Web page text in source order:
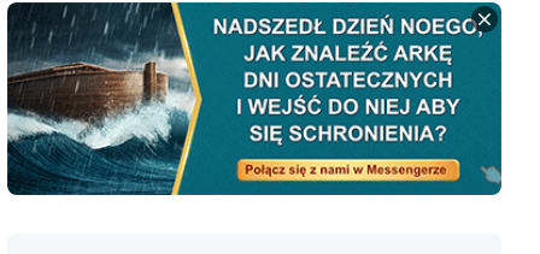
5:19
Pieśń uwielbienia | „Szczerzy
wyznawcy Boga mogą wytrwać
podczas prób”
Pieśń uwielbienia | „Sąd Boga
objawia Jego sprawiedliwość i